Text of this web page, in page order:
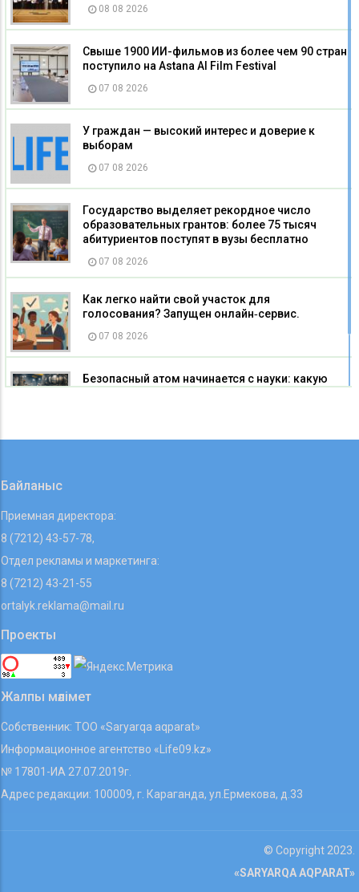
08 08 2026
Свыше 1900 ИИ-фильмов из более чем 90 стран
поступило на Astana AI Film Festival
07 08 2026
У граждан — высокий интерес и доверие к
выборам
07 08 2026
Государство выделяет рекордное число
образовательных грантов: более 75 тысяч
абитуриентов поступят в вузы бесплатно
07 08 2026
Как легко найти свой участок для
голосования? Запущен онлайн‑сервис.
07 08 2026
Безопасный атом начинается с науки: какую
Байланыс
Приемная директора:
8 (7212) 43-57-78,
Отдел рекламы и маркетинга:
8 (7212) 43-21-55
ortalyk.reklama@mail.ru
Проекты
Жалпы мәлімет
Собственник: ТОО «Saryarqa aqparat»
Информационное агентство «Life09.kz»
№ 17801-ИА 27.07.2019г.
Адрес редакции: 100009, г. Караганда, ул.Ермекова, д.33
© Copyright 2023.
«SARYARQA AQPARAT»